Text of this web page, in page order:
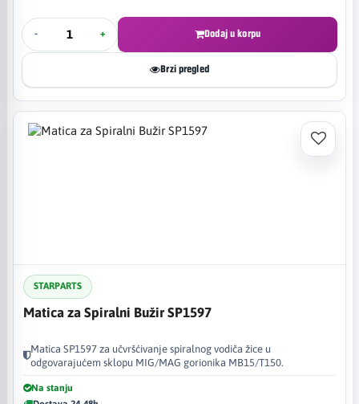
- + Dodaj u korpu
Brzi pregled
STARPARTS
Matica za Spiralni Bužir SP1597
Matica SP1597 za učvršćivanje spiralnog vodiča žice u
odgovarajućem sklopu MIG/MAG gorionika MB15/T150.
Na stanju